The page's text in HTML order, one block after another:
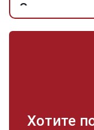
Сгоревшие
В Бурятии
24.07.20
Хотите